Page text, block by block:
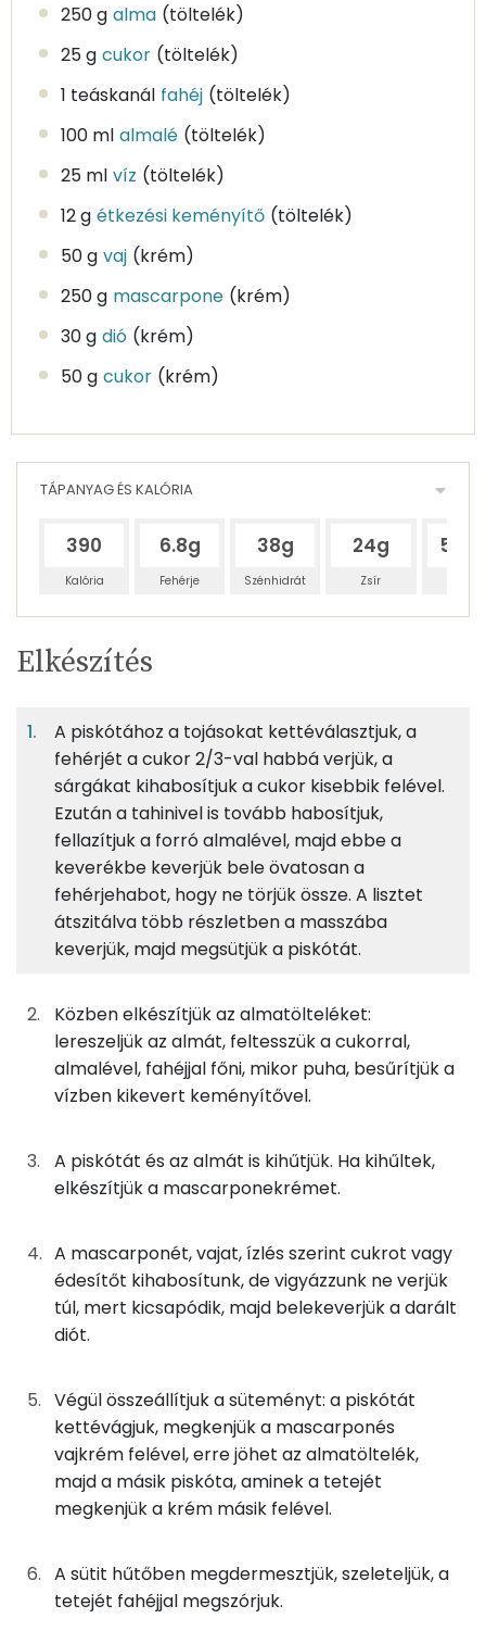
250 g alma (töltelék)
25 g cukor (töltelék)
1 teáskanál fahéj (töltelék)
100 ml almalé (töltelék)
25 ml víz (töltelék)
12 g étkezési keményítő (töltelék)
50 g vaj (krém)
250 g mascarpone (krém)
30 g dió (krém)
50 g cukor (krém)
TÁPANYAG ÉS KALÓRIA
390
Kalória
6.8g
Fehérje
38g
Szénhidrát
24g
Zsír
Egy
adagban
6%
Fehérje
30%
Szénhidrát
19%
Zsír
9gfinomliszt
34 kcal
1gsütőpor
21gtojás
26 kcal
4galmalé
13gcukor
48 kcal
3g
cukor
13g almalé
6 kcal
3g
6gvaj
45 kcal
31gmascarpone
126 kcal
4g
dió
6gcukor 24 kcal
TÁPANYAGTARTALOM
Egy
adagban
8
adagban
100
grammban
6%
Fehérje
30%
Szénhidrát
19%
Zsír
46%
Víz
TOP ásványi anyagok
Foszfor
Nátrium
Magnézium
TOP vitaminok
C vitamin:
Niacin - B3 vitamin:
Riboflavin - B2 vitamin:
Fehérje
Összesen
Zsír
Elkészítés
A piskótához a tojásokat kettéválasztjuk, a
fehérjét a cukor 2/3-val habbá verjük, a
sárgákat kihabosítjuk a cukor kisebbik felével.
Ezután a tahinivel is tovább habosítjuk,
fellazítjuk a forró almalével, majd ebbe a
keverékbe keverjük bele övatosan a
fehérjehabot, hogy ne törjük össze. A lisztet
átszitálva több részletben a masszába
keverjük, majd megsütjük a piskótát.
Közben elkészítjük az almatölteléket:
lereszeljük az almát, feltesszük a cukorral,
almalével, fahéjjal főni, mikor puha, besűrítjük a
vízben kikevert keményítővel.
A piskótát és az almát is kihűtjük. Ha kihűltek,
elkészítjük a mascarponekrémet.
A mascarponét, vajat, ízlés szerint cukrot vagy
édesítőt kihabosítunk, de vigyázzunk ne verjük
túl, mert kicsapódik, majd belekeverjük a darált
diót.
Végül összeállítjuk a süteményt: a piskótát
kettévágjuk, megkenjük a mascarponés
vajkrém felével, erre jöhet az almatöltelék,
majd a másik piskóta, aminek a tetejét
megkenjük a krém másik felével.
A sütit hűtőben megdermesztjük, szeleteljük, a
tetejét fahéjjal megszórjuk.